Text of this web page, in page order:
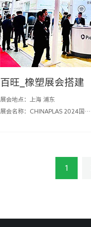
百旺_橡塑展会搭建
展会地点：上海 浦东
展会名称：CHINAPLAS 2024国际橡塑展
1